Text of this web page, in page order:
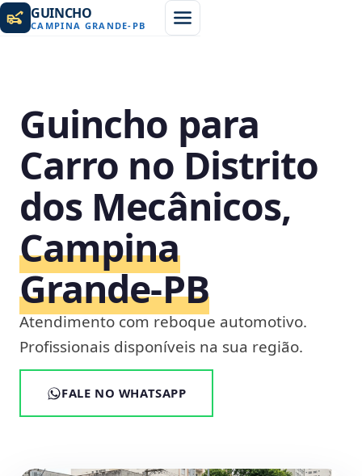
GUINCHO
CAMPINA GRANDE- PB
Guincho para
Carro no Distrito
dos Mecânicos,
Campina
Grande‑PB
Atendimento com reboque automotivo.
Profissionais disponíveis na sua região.
FALE NO WHATSAPP